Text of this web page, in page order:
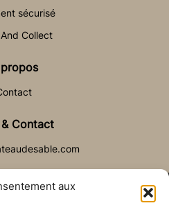
aux
sécurisé
Collect
Contact